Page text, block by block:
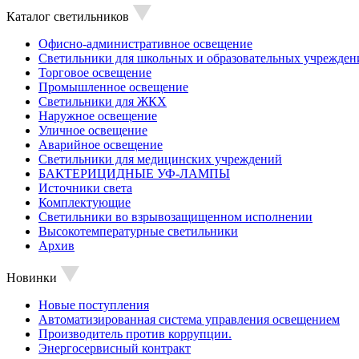
Каталог светильников
Офисно-административное освещение
Светильники для школьных и образовательных
Торговое освещение
Промышленное освещение
Светильники для ЖКХ
Наружное освещение
Уличное освещение
Аварийное освещение
Светильники для медицинских учреждений
БАКТЕРИЦИДНЫЕ УФ-ЛАМПЫ
Источники света
Комплектующие
Светильники во взрывозащищенном исполнении
Высокотемпературные светильники
Архив
Новинки
Новые поступления
Автоматизированная система управления освещением
Производитель против коррупции.
Энергосервисный контракт